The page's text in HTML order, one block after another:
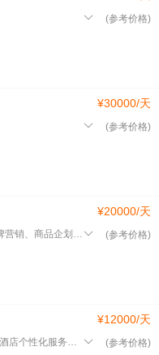
(参考价格)
¥30000/天
(参考价格)
公司流程再造；品牌连锁、品牌营销、商品企划建设
¥20000/天
(参考价格)
酒店ota运营，携程美团运营，酒店个性化服务体系搭建，酒店全
¥12000/天
(参考价格)